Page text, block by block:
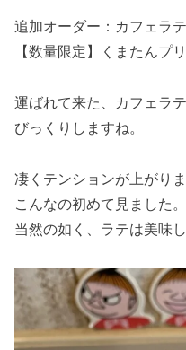
追加オーダー：カフェラ
【数量限定】くまたんプ
運ばれて来た、カフェラ
びっくりしますね。
凄くテンションが上がりま
こんなの初めて見ました。
当然の如く、ラテは美味